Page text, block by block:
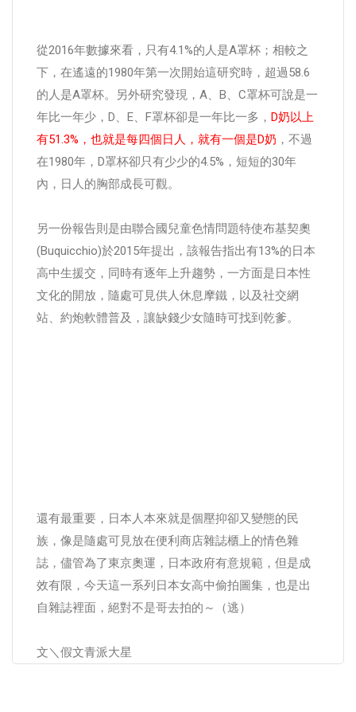
從2016年數據來看，只有4.1%的人是A罩杯；相較之
下，在遙遠的1980年第一次開始這研究時，超過58.6
的人是A罩杯。另外研究發現，A、B、C罩杯可說是一
年比一年少，D、E、F罩杯卻是一年比一多， D奶以上
有51.3%，也就是每四個日人，就有一個是D奶 ，不過
在1980年，D罩杯卻只有少少的4.5%，短短的30年
內，日人的胸部成長可觀。
另一份報告則是由聯合國兒童色情問題特使布基契奧
(Buquicchio)於2015年提出，該報告指出有13%的日本
高中生援交，同時有逐年上升趨勢，一方面是日本性
文化的開放，隨處可見供人休息摩鐵，以及社交網
站、約炮軟體普及，讓缺錢少女隨時可找到乾爹。
還有最重要，日本人本來就是個壓抑卻又變態的民
族，像是隨處可見放在便利商店雜誌櫃上的情色雜
誌，儘管為了東京奧運，日本政府有意規範，但是成
效有限，今天這一系列日本女高中偷拍圖集，也是出
自雜誌裡面，絕對不是哥去拍的～（逃）
文＼假文青派大星